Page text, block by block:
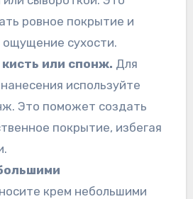
ровное покрытие и
сухости.
или спонж. Для
используйте
Это поможет создать
покрытие, избегая
крем небольшими